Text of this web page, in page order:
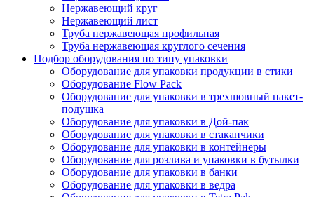
Нержавеющий круг
Нержавеющий лист
Труба нержавеющая профильная
Труба нержавеющая круглого сечения
Подбор оборудования по типу упаковки
Оборудование для упаковки продукции в стики
Оборудование Flow Pack
Оборудование для упаковки в трехшовный пакет-
подушка
Оборудование для упаковки в Дой-пак
Оборудование для упаковки в стаканчики
Оборудование для упаковки в контейнеры
Оборудование для розлива и упаковки в бутылки
Оборудование для упаковки в банки
Оборудование для упаковки в ведра